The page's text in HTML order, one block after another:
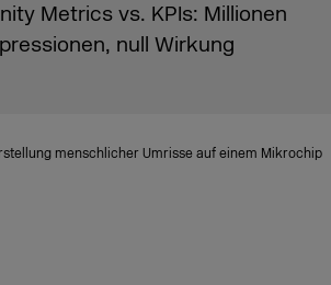
Metrics vs. KPIs: Millionen
null Wirkung